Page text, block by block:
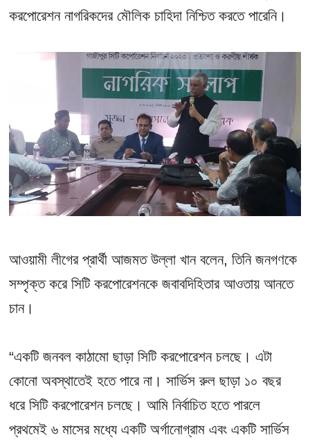
করপোরেশন নাগরিকদের মৌলিক চাহিদা নিশ্চিত করতে পারেনি।
আওয়ামী লীগের প্রার্থী আজমত উল্লা খান বলেন, তিনি জনগণকে
সম্পৃক্ত করে সিটি করপোরেশনকে জবাবদিহিতার আওতায় আনতে
চান।
“একটি জনবল কাঠামো ছাড়া সিটি করপোরেশন চলছে। এটা
কোনো অবস্থাতেই হতে পারে না। সার্ভিস রুল ছাড়া ১০ বছর
ধরে সিটি করপোরেশন চলছে। আমি নির্বাচিত হতে পারলে
প্রথমেই ৬ মাসের মধ্যে একটি অর্গানোগ্রাম এবং একটি সার্ভিস